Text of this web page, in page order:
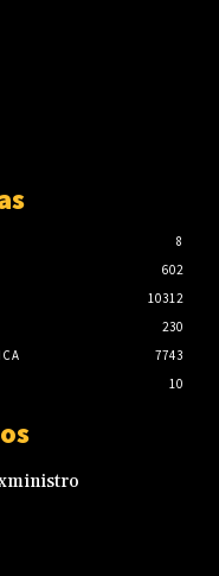
8
602
10312
230
7743
10